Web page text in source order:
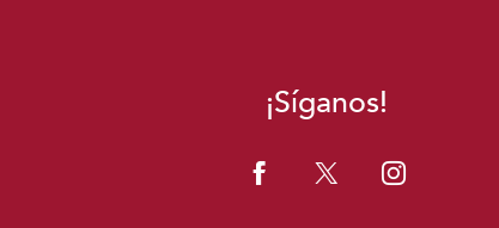
¡Síganos!